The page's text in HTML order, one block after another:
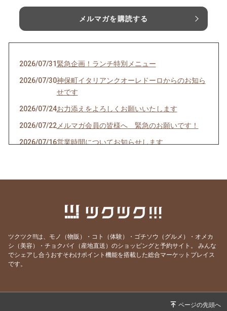
メルマガを購読する
2026/07/31 緊急企画！ランチ特別メニュー
2026/07/30神保町イタリアンクオーレドーロからのお知ら
せです
2026/07/24お力添えをよろしくお願いいたします
2026/07/22メルマガ会員の皆様へ 緊急のお願いです！
2026/07/16営業時間についてお知らせします
急なお知らせですみません！
2026/06/19 モモのパスタの試作を作りました
2026/06/09 先週はほとんどランチ営業ができず・・・申し
骨付き肉とクラフトビールの店 神保町イタリ
ツクツク!!!は、モノ（物販）・コト（体験）・ゴチソウ（グルメ）・オメカ
シ（美容）・チョクバイ（産地直送）のショッピングと予約サイト。
みんな
でシェアし合うおすそわけポイント機能を搭載した総合マーケットプレイス
です。